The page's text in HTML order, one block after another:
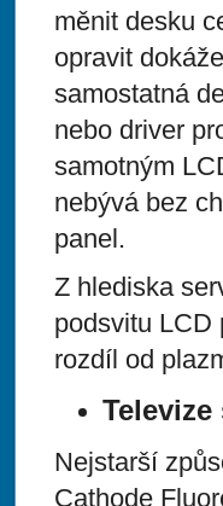
měnit desku
opravit
samostatná
nebo driver
samotným
nebývá bez
panel.
Z hlediska
podsvitu LCD
rozdíl od
Nejstarší
Cathode